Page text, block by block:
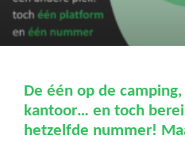
De één op de
kantoor… en toch
hetzelfde nummer!